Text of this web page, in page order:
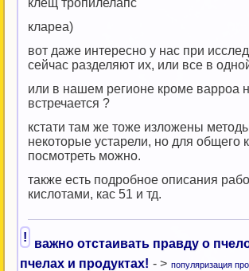
клещ тропилелапс
клареа)
вот даже интересно у нас при
сейчас разделяют их, или все в
или в нашем регионе кроме варроа
встречается ?
кстати там же тоже изложены
некоторые устарели, но для общего
посмотреть можно.
также есть подробное описания
кислотами, кас 51 и тд.
!
важно отстаивать правду о
пчелах и продуктах! - > популяризация